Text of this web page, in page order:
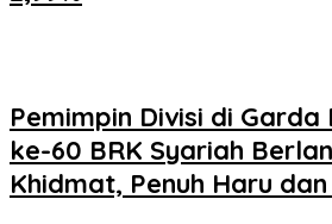
Pemimpin Divisi di Garda
ke-60 BRK Syariah
Khidmat, Penuh Haru